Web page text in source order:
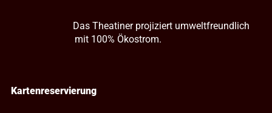
Das Theatiner projiziert umweltfreundlich
mit 100% Ökostrom.
Kartenreservierung